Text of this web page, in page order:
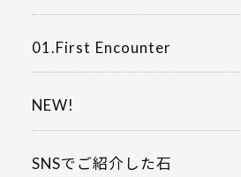
01.First Encounter
NEW!
SNSでご紹介した石